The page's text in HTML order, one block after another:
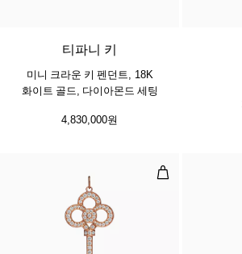
티파니 키
미니 크라운 키 펜던트, 18K
화이트 골드, 다이아몬드 세팅
4,830,000원
크라운 키